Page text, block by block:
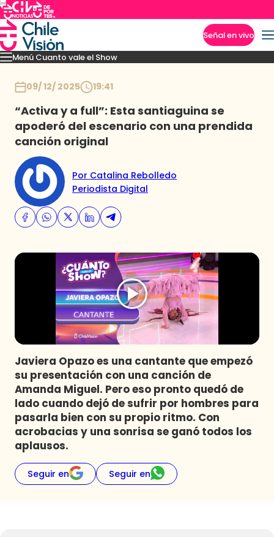
Señal en vivo
Menú Cuanto vale el Show
Momentos Presentaciones Capítulos Casting Noticias
09/ 12/ 2025 19:41
“Activa y a full”: Esta santiaguina se
apoderó del escenario con una prendida
canción original
Por Catalina Rebolledo
Periodista Digital
Javiera Opazo es una cantante que empezó
su presentación con una canción de
Amanda Miguel. Pero eso pronto quedó de
lado cuando dejó de sufrir por hombres para
pasarla bien con su propio ritmo. Con
acrobacias y una sonrisa se ganó todos los
aplausos.
Seguir en Seguir en
Imperdibles
Programas
Club De La Comedia
Contigo en Directo
Plan Perfecto
El Tiempo
Sabingo
Todos Los Programas